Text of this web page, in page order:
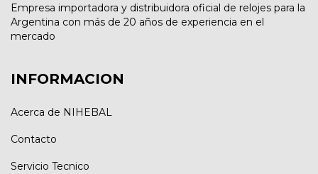
Empresa importadora y distribuidora oficial de relojes para la
Argentina con más de 20 años de experiencia en el
mercado
INFORMACION
Acerca de NIHEBAL
Contacto
Servicio Tecnico